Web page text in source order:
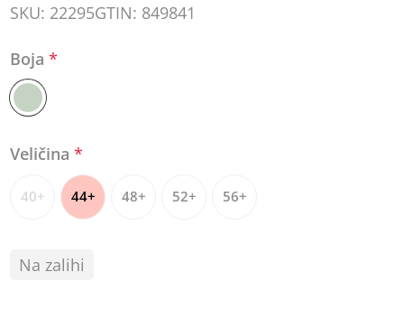
SKU: 22295GTIN: 849841
Boja*
Veličina*
40+ 44+ 48+ 52+ 56+
Na zalihi